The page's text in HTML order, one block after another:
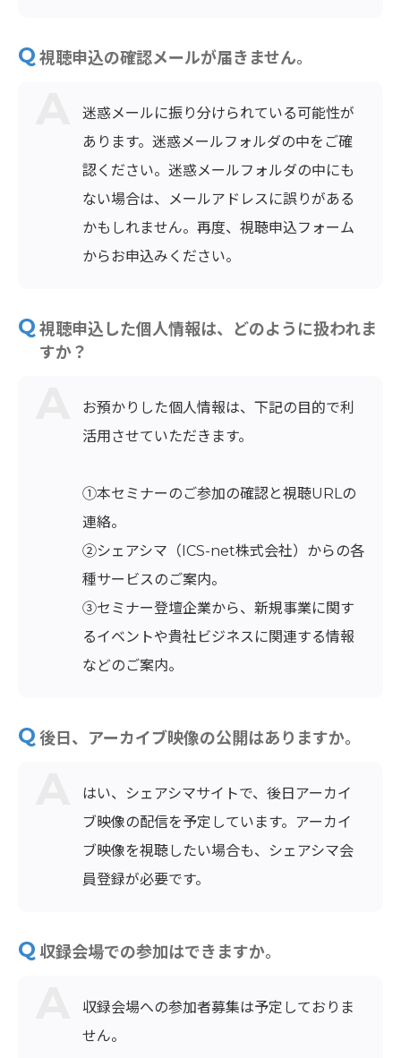
視聴申込の確認メールが届きません。
迷惑メールに振り分けられている可能性が
あります。迷惑メールフォルダの中をご確
認ください。迷惑メールフォルダの中にも
ない場合は、メールアドレスに誤りがある
かもしれません。再度、視聴申込フォーム
からお申込みください。
視聴申込した個人情報は、どのように扱われま
すか？
お預かりした個人情報は、下記の目的で利
活用させていただきます。
①本セミナーのご参加の確認と視聴URLの
連絡。
②シェアシマ（ICS-net株式会社）からの各
種サービスのご案内。
③セミナー登壇企業から、新規事業に関す
るイベントや貴社ビジネスに関連する情報
などのご案内。
後日、アーカイブ映像の公開はありますか。
はい、シェアシマサイトで、後日アーカイ
ブ映像の配信を予定しています。アーカイ
ブ映像を視聴したい場合も、シェアシマ会
員登録が必要です。
収録会場での参加はできますか。
収録会場への参加者募集は予定しておりま
せん。